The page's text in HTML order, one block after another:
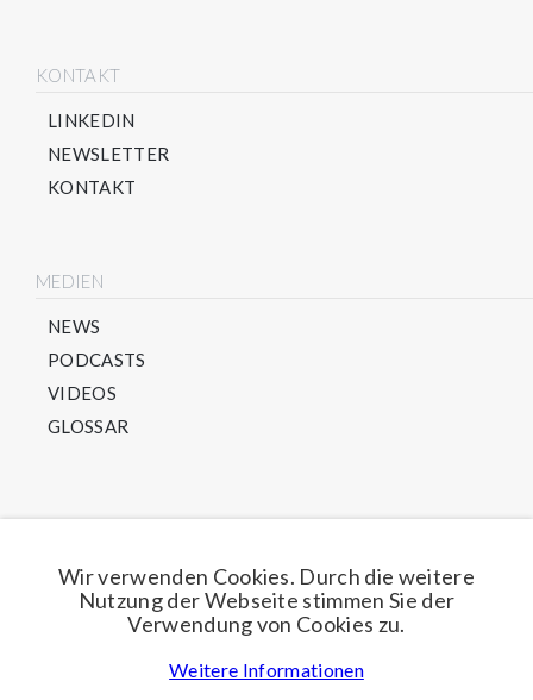
KONTAKT
LINKEDIN
NEWSLETTER
KONTAKT
MEDIEN
NEWS
PODCASTS
VIDEOS
GLOSSAR
Direkt für unseren Newsletter anmelden
Jetzt anmelden
Wir verwenden Cookies. Durch die weitere
Nutzung der Webseite stimmen Sie der
Verwendung von Cookies zu.
Weitere Informationen